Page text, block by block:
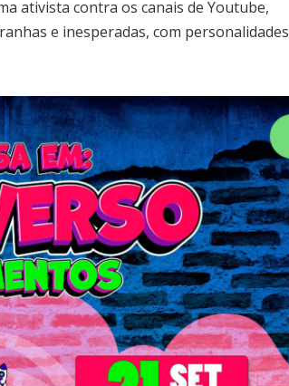
ativista contra os canais de Youtube,
e inesperadas, com personalidades